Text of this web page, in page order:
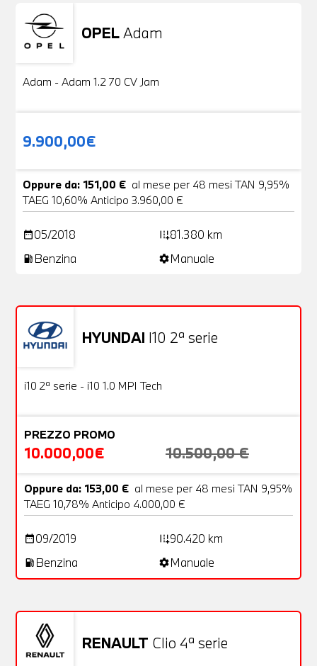
OPELAdam
Usato
Adam - Adam 1.2 70 CV Jam
9.900,00€
Oppure da: 151,00 € al mese per 48 mesi TAN 9,95%
TAEG 10,60% Anticipo 3.960,00 €
date_range05/2018 add_road81.380 km
local_gas_station Benzina settingsManuale
HYUNDAI I10 2ª serie
OFFERTA
Usato
i10 2ª serie - i10 1.0 MPI Tech
PREZZO PROMO
10.000,00€ 10.500,00 €
Oppure da: 153,00 € al mese per 48 mesi TAN 9,95%
TAEG 10,78% Anticipo 4.000,00 €
date_range09/2019 add_road90.420 km
local_gas_station Benzina settingsManuale
RENAULT Clio 4ª serie
Usato